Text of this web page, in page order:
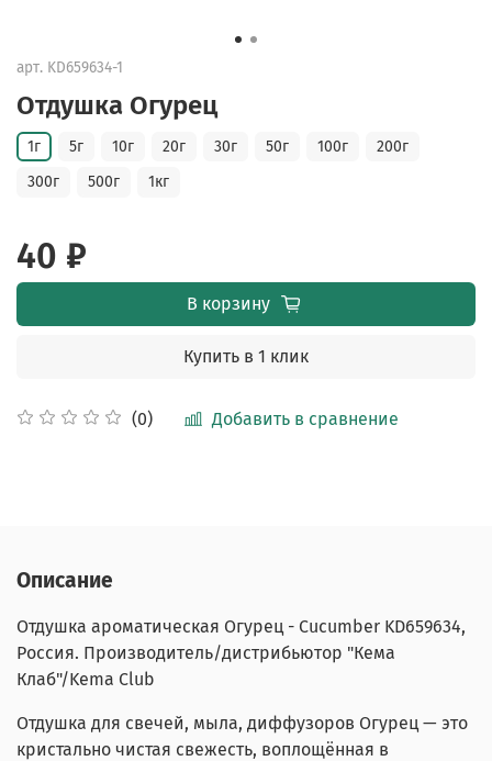
арт. KD659634-1
Отдушка Огурец
(0) Добавить в сравнение
1г 5г 10г 20г 30г 50г 100г
200г
300г
500г 1кг
40 ₽
В корзину
Купить в 1 клик
Описание
Отдушка ароматическая Огурец - Cucumber KD659634,
Россия. Производитель/дистрибьютор "Кема
Клаб"/Kema Club
Отдушка для свечей, мыла, диффузоров Огурец — это
кристально чистая свежесть, воплощённая в